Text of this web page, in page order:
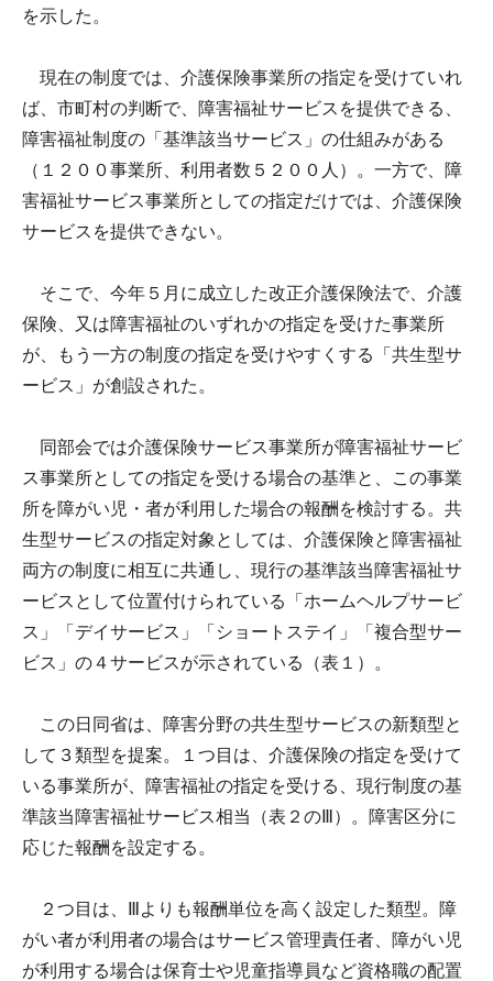
を示した。
現在の制度では、介護保険事業所の指定を受けていれ
ば、市町村の判断で、障害福祉サービスを提供できる、
障害福祉制度の「基準該当サービス」の仕組みがある
（１２００事業所、利用者数５２００人）。一方で、障
害福祉サービス事業所としての指定だけでは、介護保険
サービスを提供できない。
そこで、今年５月に成立した改正介護保険法で、介護
保険、又は障害福祉のいずれかの指定を受けた事業所
が、もう一方の制度の指定を受けやすくする「共生型サ
ービス」が創設された。
同部会では介護保険サービス事業所が障害福祉サービ
ス事業所としての指定を受ける場合の基準と、この事業
所を障がい児・者が利用した場合の報酬を検討する。共
生型サービスの指定対象としては、介護保険と障害福祉
両方の制度に相互に共通し、現行の基準該当障害福祉サ
ービスとして位置付けられている「ホームヘルプサービ
ス」「デイサービス」「ショートステイ」「複合型サー
ビス」の４サービスが示されている（表１）。
この日同省は、障害分野の共生型サービスの新類型と
して３類型を提案。１つ目は、介護保険の指定を受けて
いる事業所が、障害福祉の指定を受ける、現行制度の基
準該当障害福祉サービス相当（表２のⅢ）。障害区分に
応じた報酬を設定する。
２つ目は、Ⅲよりも報酬単位を高く設定した類型。障
がい者が利用者の場合はサービス管理責任者、障がい児
が利用する場合は保育士や児童指導員など資格職の配置